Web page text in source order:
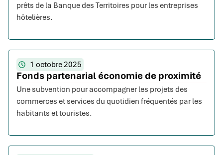
prêts de la Banque des Territoires pour les entreprises
hôtelières.
1 octobre 2025
Fonds partenarial économie de proximité
Une subvention pour accompagner les projets des
commerces et services du quotidien fréquentés par les
habitants et touristes.